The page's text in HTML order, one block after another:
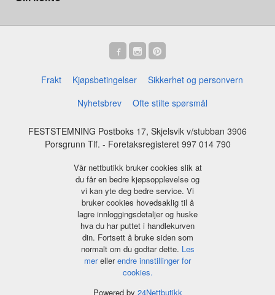
Frakt Kjøpsbetingelser
Sikkerhet og personvern
Nyhetsbrev
Ofte stilte spørsmål
FESTSTEMNING Postboks 17, Skjelsvik v/stubban 3906
Porsgrunn Tlf. - Foretaksregisteret 997 014 790
Vår nettbutikk bruker cookies slik at
du får en bedre kjøpsopplevelse og
vi kan yte deg bedre service. Vi
bruker cookies hovedsaklig til å
lagre innloggingsdetaljer og huske
hva du har puttet i handlekurven
din. Fortsett å bruke siden som
normalt om du godtar dette. Les
merellerendre innstillinger for
cookies.
Powered by 24Nettbutikk